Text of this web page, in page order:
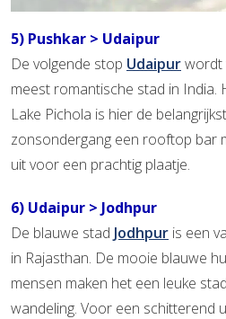
5) Pushkar > Udaipur
De volgende stop Udaipurwordt
meest romantische stad in India.
Lake Pichola is hier de
zonsondergang een rooftop bar
uit voor een prachtig plaatje.
6) Udaipur > Jodhpur
De blauwe stad Jodhpur is een
in Rajasthan. De mooie blauwe
mensen maken het een leuke
wandeling. Voor een schitterend